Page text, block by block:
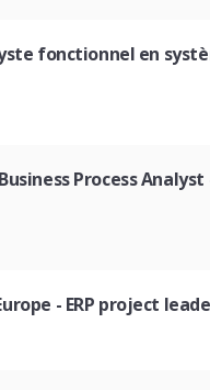
fonctionnel en
Process
- ERP project